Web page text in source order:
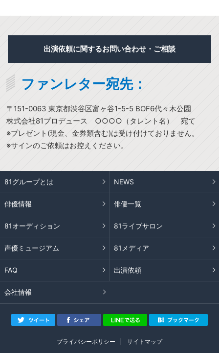
出演依頼に関するお問い合わせ・ご相談
ファンレター宛先：
〒151-0063 東京都渋谷区富ヶ谷1-5-5 BOF6代々木公園
株式会社81プロデュース ○○○○（タレント名） 宛て
※プレゼント(現金、金券類含む)は受け付けておりません。
※サインのご依頼はお控えください。
81グループとは NEWS
俳優情報 俳優一覧
81オーディション 81ライブサロン
声優ミュージアム 81メディア
FAQ 出演依頼
会社情報
プライバシーポリシー
サイトマップ